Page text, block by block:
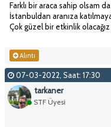
Farklı bir araca sahip olsam
İstanbuldan aranıza katılmaya
Çok güzel bir etkinlik
Alıntı
07-03-2022, Saat: 17:30
tarkaner
STF Üyesi